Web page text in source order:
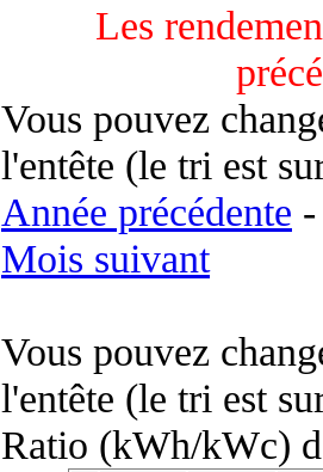
Les
Vous pouvez
l'entête (le tri est
Année précédente -
Mois suivant
Vous pouvez
l'entête (le tri est
Ratio (kWh/kWc)